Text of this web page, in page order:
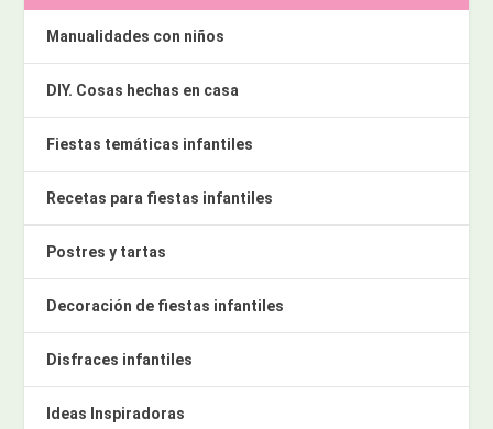
Manualidades con niños
DIY. Cosas hechas en casa
Fiestas temáticas infantiles
Recetas para fiestas infantiles
Postres y tartas
Decoración de fiestas infantiles
Disfraces infantiles
Ideas Inspiradoras